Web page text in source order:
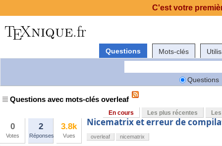
Questions Mots-clés
Questions
Questions avec mots-clés overleaf
En cours Les plus récentes
0
Votes
2
Réponses
3.8k
Vues
Nicematrix et erreur de
overleaf nicematrix
C'est votre